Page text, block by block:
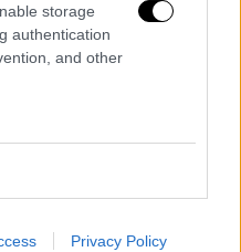
storage
authentication
and other
Privacy Policy